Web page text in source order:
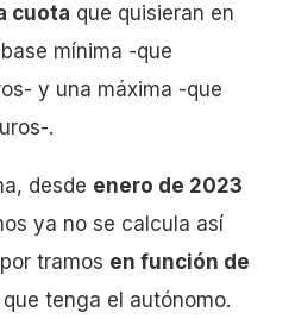
cuota que quisieran en
mínima -que
y una máxima -que
.
desde enero de 2023
ya no se calcula así
tramos en función de
tenga el autónomo.